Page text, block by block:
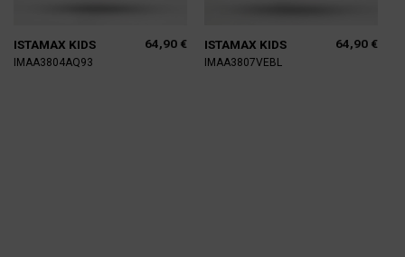
ISTAMAX KIDS 64,90 €
IMAA3804AQ93
ISTAMAX KIDS 64,90 €
IMAA3807VEBL